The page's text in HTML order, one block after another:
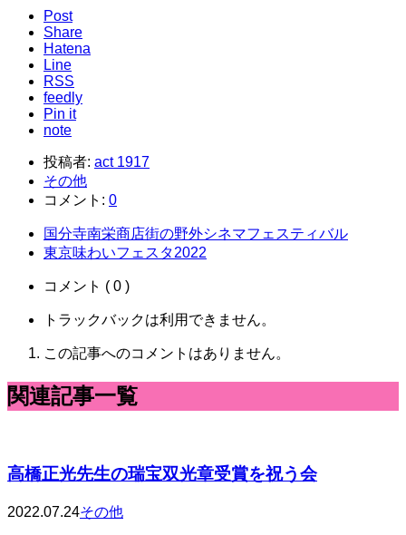
Post
Share
Hatena
Line
RSS
feedly
Pin it
note
投稿者: act 1917
その他
コメント: 0
国分寺南栄商店街の野外シネマフェスティバル
東京味わいフェスタ2022
コメント ( 0 )
トラックバックは利用できません。
この記事へのコメントはありません。
関連記事一覧
高橋正光先生の瑞宝双光章受賞を祝う会
2022.07.24その他